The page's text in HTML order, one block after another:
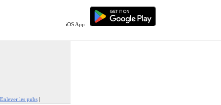
iOS App
Enlever les pubs |